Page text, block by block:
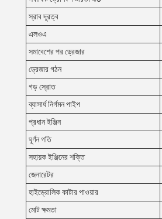
স্রাব দূরত্ব
এলওএ
সমাবেশের পর ড্রেজার
ড্রেজার গঠন
গড় স্রোত
ব্যাসার্ধ নির্গমন পাইপ
প্রধান ইঞ্জিন
ঘূর্ণন গতি
সহায়ক ইঞ্জিনের শক্তি
জেনারেটর
হাইড্রোলিক কাটার পাওয়ার
মোট ক্ষমতা